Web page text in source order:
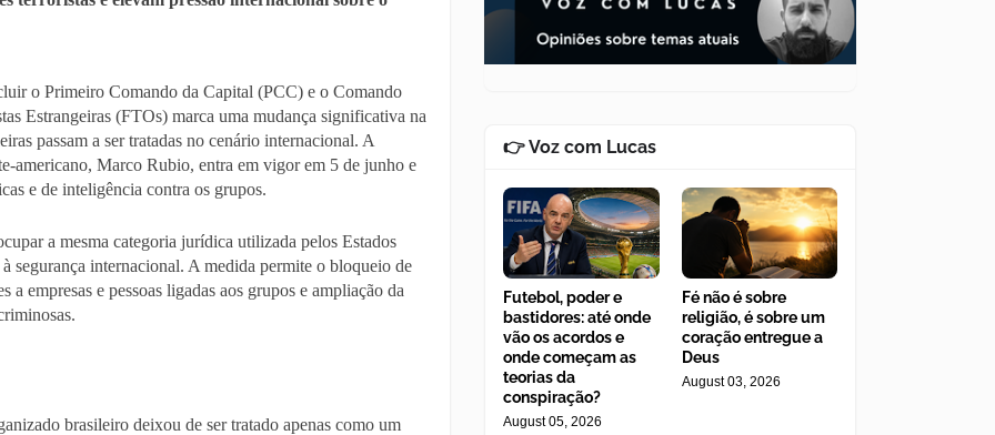
o Primeiro Comando da Capital (PCC) e o Comando
Estrangeiras (FTOs) marca uma mudança significativa na
passam a ser tratadas no cenário internacional. A
americano, Marco Rubio, entra em vigor em 5 de junho e
e de inteligência contra os grupos.
a mesma categoria jurídica utilizada pelos Estados
segurança internacional. A medida permite o bloqueio de
a empresas e pessoas ligadas aos grupos e ampliação da
brasileiro deixou de ser tratado apenas como um
👉 Voz com Lucas
Futebol, poder e
bastidores: até onde
vão os acordos e
onde começam as
teorias da
conspiração?
August 05, 2026
Fé não é sobre
religião, é sobre um
coração entregue a
Deus
August 03, 2026